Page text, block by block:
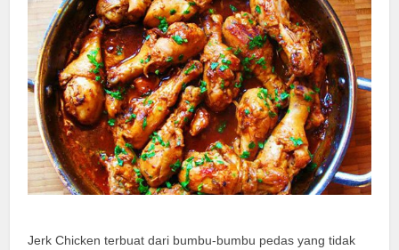
Jerk Chicken terbuat dari bumbu-bumbu pedas yang tidak